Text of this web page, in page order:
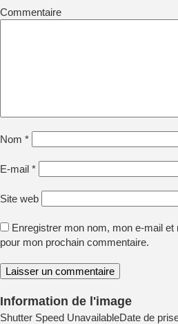
Commentaire
Nom *
E-mail *
Site web
Enregistrer mon nom, mon e-mail
pour mon prochain commentaire.
Information de l'image
Shutter Speed UnavailableDate de